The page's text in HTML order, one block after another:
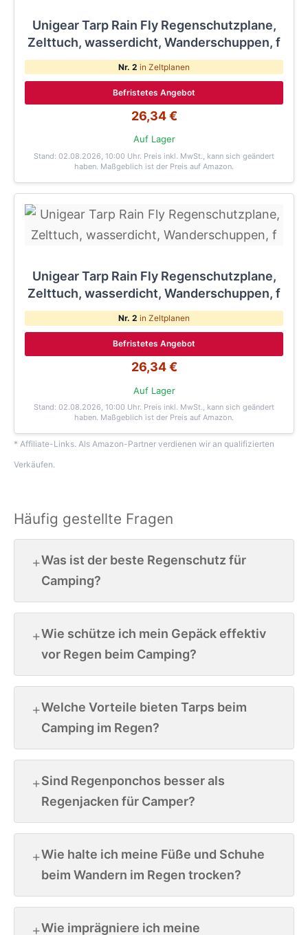
Unigear Tarp Rain Fly Regenschutzplane,
Zelttuch, wasserdicht, Wanderschuppen, f
Nr. 2 in Zeltplanen
Befristetes Angebot
26,34 €
Auf Lager
Stand: 02.08.2026, 10:00 Uhr. Preis inkl. MwSt., kann sich geändert
haben. Maßgeblich ist der Preis auf Amazon.
Unigear Tarp Rain Fly Regenschutzplane,
Zelttuch, wasserdicht, Wanderschuppen, f
Nr. 2 in Zeltplanen
Befristetes Angebot
26,34 €
Auf Lager
Stand: 02.08.2026, 10:00 Uhr. Preis inkl. MwSt., kann sich geändert
haben. Maßgeblich ist der Preis auf Amazon.
* Affiliate-Links. Als Amazon-Partner verdienen wir an qualifizierten
Verkäufen.
Häufig gestellte Fragen
Was ist der beste Regenschutz für
Camping?
Wie schütze ich mein Gepäck effektiv
vor Regen beim Camping?
Welche Vorteile bieten Tarps beim
Camping im Regen?
Sind Regenponchos besser als
Regenjacken für Camper?
Wie halte ich meine Füße und Schuhe
beim Wandern im Regen trocken?
Wie imprägniere ich meine